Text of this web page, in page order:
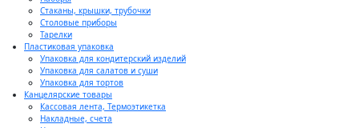
Стаканы, крышки, трубочки
Столовые приборы
Тарелки
Пластиковая упаковка
Упаковка для кондитерский изделий
Упаковка для салатов и суши
Упаковка для тортов
Канцелярские товары
Кассовая лента, Термоэтикетка
Накладные, счета